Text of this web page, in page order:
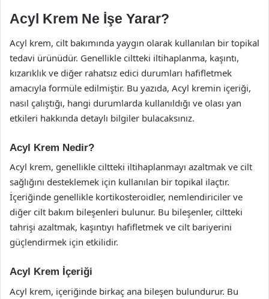
Acyl Krem Ne İşe Yarar?
Acyl krem, cilt bakımında yaygın olarak kullanılan bir topikal
tedavi ürünüdür. Genellikle ciltteki iltihaplanma, kaşıntı,
kızarıklık ve diğer rahatsız edici durumları hafifletmek
amacıyla formüle edilmiştir. Bu yazıda, Acyl kremin içeriği,
nasıl çalıştığı, hangi durumlarda kullanıldığı ve olası yan
etkileri hakkında detaylı bilgiler bulacaksınız.
Acyl Krem Nedir?
Acyl krem, genellikle ciltteki iltihaplanmayı azaltmak ve cilt
sağlığını desteklemek için kullanılan bir topikal ilaçtır.
İçeriğinde genellikle kortikosteroidler, nemlendiriciler ve
diğer cilt bakım bileşenleri bulunur. Bu bileşenler, ciltteki
tahrişi azaltmak, kaşıntıyı hafifletmek ve cilt bariyerini
güçlendirmek için etkilidir.
Acyl Krem İçeriği
Acyl krem, içeriğinde birkaç ana bileşen bulundurur. Bu